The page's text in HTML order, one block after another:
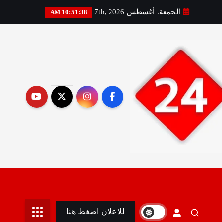
الجمعة. أغسطس 7th, 2026 10:51:39 AM
أمين
للاعلان اضغط هنا